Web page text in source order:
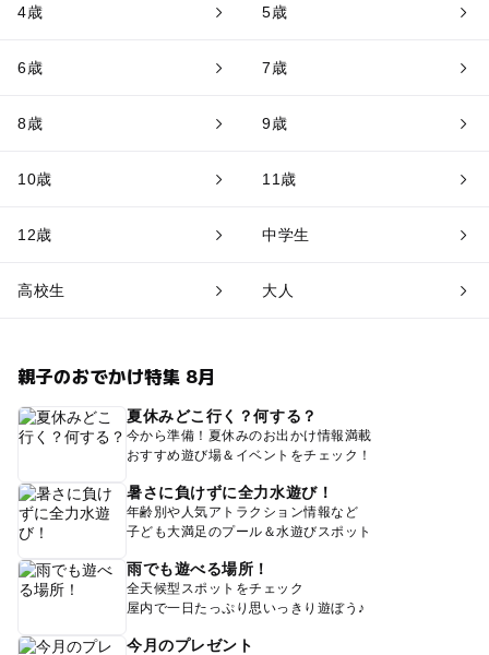
4歳 5歳
6歳 7歳
8歳 9歳
10歳 11歳
12歳 中学生
高校生 大人
親子のおでかけ特集 8月
夏休みどこ行く？何する？
今から準備！夏休みのお出かけ情報満載
おすすめ遊び場＆イベントをチェック！
暑さに負けずに全力水遊び！
年齢別や人気アトラクション情報など
子ども大満足のプール＆水遊びスポット
雨でも遊べる場所！
全天候型スポットをチェック
屋内で一日たっぷり思いっきり遊ぼう♪
今月のプレゼント